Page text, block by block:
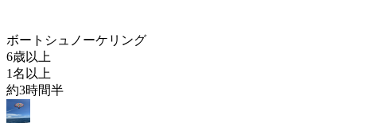
ボートシュノーケリング
6歳以上
1名以上
約3時間半